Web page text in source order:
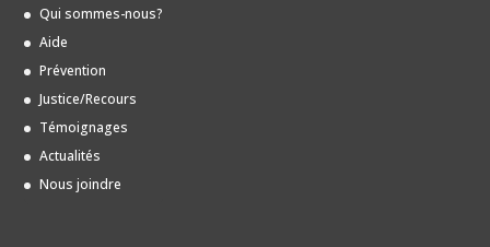
Qui sommes-nous?
Aide
Prévention
Justice/Recours
Témoignages
Actualités
Nous joindre